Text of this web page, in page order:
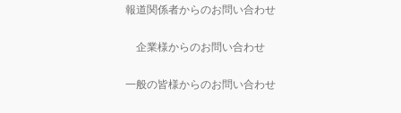
報道関係者からのお問い合わせ
企業様からのお問い合わせ
一般の皆様からのお問い合わせ